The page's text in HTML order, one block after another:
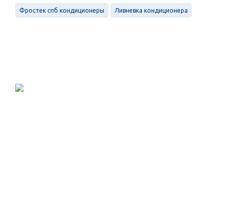
Фростек спб кондиционеры Ливневка кондиционера